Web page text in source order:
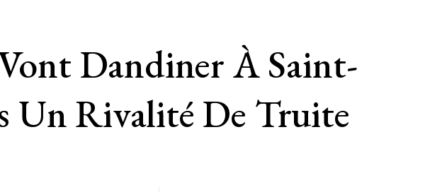
Dandiner À Saint-
Un Rivalité De Truite